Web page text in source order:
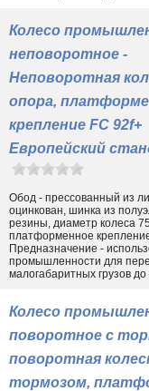
Колесо
неповоротное -
Неповоротная
опора,
крепление FC 92f+
Европейский
Обод - прессованный из
оцинкован, шинка из
резины, диаметр колеса
платформенное
Предназначение -
промышленности для
малогабаритных грузов до
Колесо
поворотное с
поворотная
тормозом,